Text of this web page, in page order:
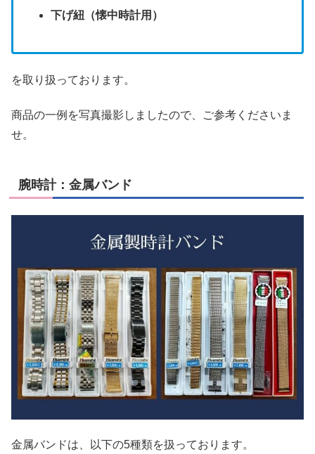
下げ紐（懐中時計用）
を取り扱っております。
商品の一例を写真撮影しましたので、ご参考くださいま
せ。
腕時計：金属バンド
金属バンドは、以下の5種類を扱っております。